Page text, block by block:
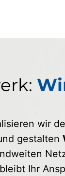
wir
gestalten
Ihr